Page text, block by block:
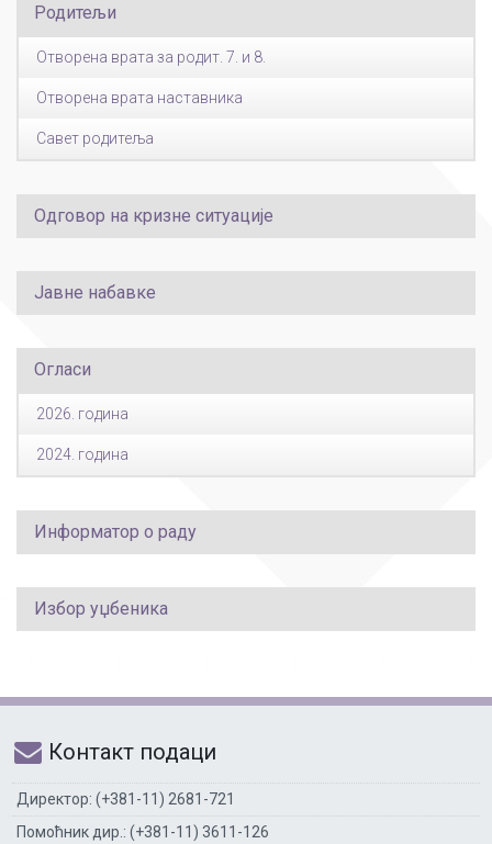
Родитељи
Отворена врата за родит. 7. и 8.
Отворена врата наставника
Савет родитеља
Одговор на кризне ситуације
Јавне набавке
Огласи
2026. година
2024. година
Информатор о раду
Избор уџбеника
Контакт подаци
Директор: (+381-11) 2681-721
Помоћник дир.: (+381-11) 3611-126